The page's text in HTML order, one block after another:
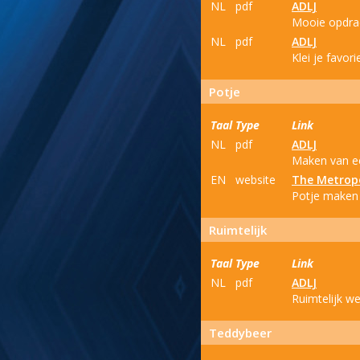
NL
pdf
ADLJ
Mooie
NL
pdf
ADLJ
Klei je
Potje
Taal Type
Link
NL
pdf
ADLJ
Maken van
EN
website
The
Potje
Ruimtelijk
Taal Type
Link
NL
pdf
ADLJ
Ruimtelijk
Teddybeer